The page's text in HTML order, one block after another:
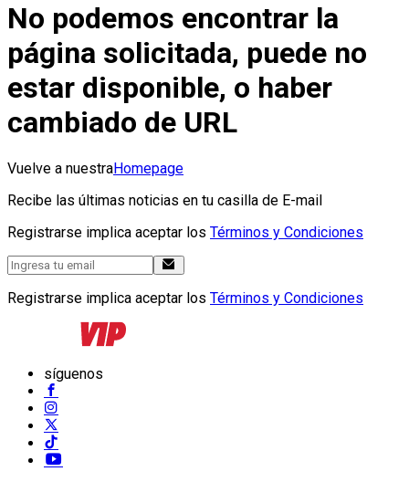
No podemos encontrar la
página solicitada, puede no
estar disponible, o haber
cambiado de URL
Vuelve a nuestraHomepage
Recibe las últimas noticias en tu casilla de E-mail
Registrarse implica aceptar los Términos y Condiciones
Registrarse implica aceptar los Términos y Condiciones
síguenos